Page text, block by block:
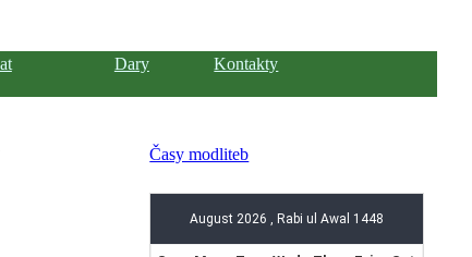
Dary Kontakty
Časy modliteb